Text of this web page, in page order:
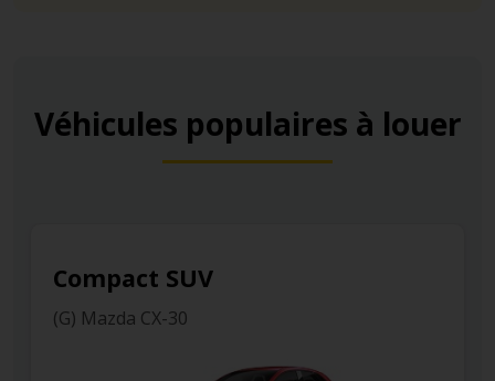
Véhicules populaires à louer
Compact SUV
(G) Mazda CX-30